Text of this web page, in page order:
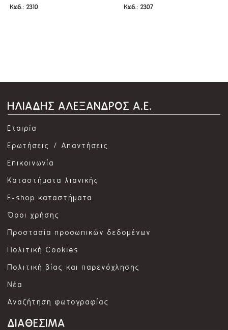
Κωδ.: 2310
10ΕΚ
10ΕΚ
Κωδ.: 2307
ΗΛΙΑΔΗΣ ΑΛΕΞΑΝΔΡΟΣ Α.Ε.
Εταιρία
Ερωτήσεις / Απαντήσεις
Επικοινωνία
Καταστήματα λιανικής
E-shop καταστήματα
Όροι χρήσης
Προστασία προσωπικών δεδομένων
Πολιτική Cookies
Πολιτική βίας και παρενόχλησης
Νέα
Αναζήτηση φωτογραφίας
ΔΙΑΘΕΣΙΜΑ